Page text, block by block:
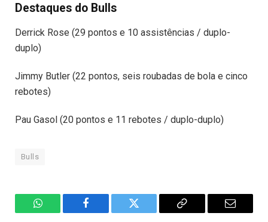
Destaques do Bulls
Derrick Rose (29 pontos e 10 assistências / duplo-
duplo)
Jimmy Butler (22 pontos, seis roubadas de bola e cinco
rebotes)
Pau Gasol (20 pontos e 11 rebotes / duplo-duplo)
Bulls
WhatsAppFacebook Twitter Copiar E-